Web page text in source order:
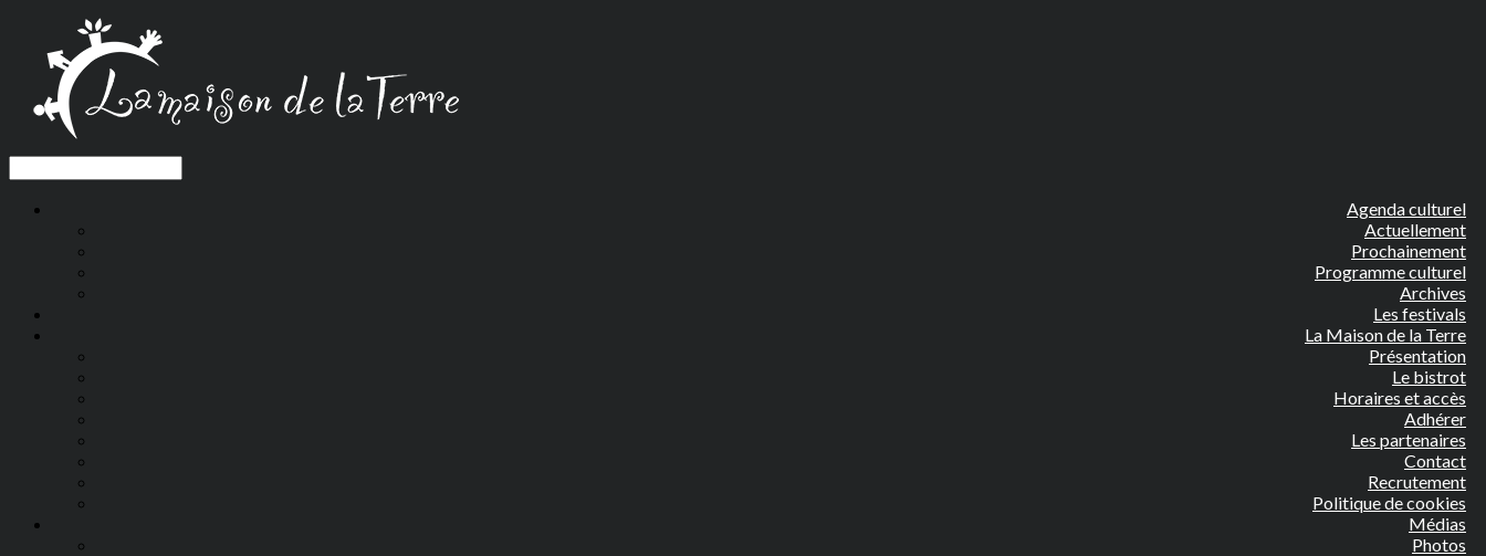
Agenda culturel
Actuellement
Prochainement
Programme culturel
Archives
Les festivals
La Maison de la Terre
Présentation
Le bistrot
Horaires et accès
Adhérer
Les partenaires
Contact
Recrutement
Politique de cookies
Médias
Photos